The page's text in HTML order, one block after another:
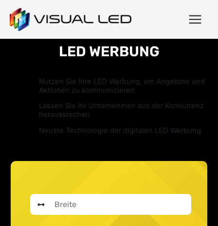
LED WERBUNG
Nutzen Sie Ihre LED Werbung, um Angebote und
Aktionen zu kommunizieren
Lassen Sie Ihr Unternehmen aus der Konkurrenz
herausstechen
Neuste Technologie der digitalen LED Werbung